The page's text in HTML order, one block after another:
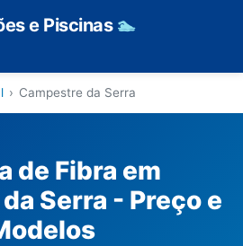
e Piscinas 🏊
› Campestre da Serra
de Fibra em
Serra - Preço e